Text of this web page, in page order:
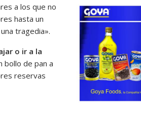
a los que no
hasta un
tragedia».
o ir a la
bollo de pan a
reservas